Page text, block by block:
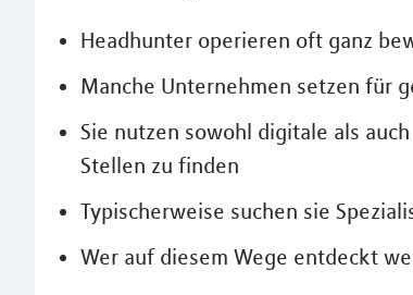
Headhunter operieren oft ganz
Manche Unternehmen setzen für
Sie nutzen sowohl digitale als
Stellen zu finden
Typischerweise suchen sie
Wer auf diesem Wege entdeckt